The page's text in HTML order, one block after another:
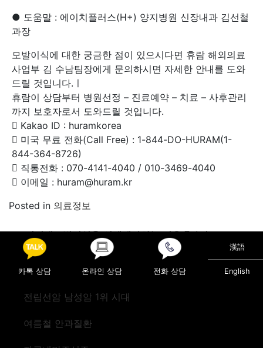
● 도움말 : 에이치플러스(H+) 양지병원 신장내과 김선철
과장
모발이식에 대한 궁금한 점이 있으시다면 휴람 해외의료
사업부 김 수남팀장에게 문의하시면 자세한 안내를 도와
드릴 것입니다.ㅣ
휴람이 상담부터 병원선정 – 진료예약 – 치료 – 사후관리
까지 보호자로서 도와드릴 것입니다.
 Kakao ID : huramkorea
 미국 무료 전화(Call Free) : 1-844-DO-HURAM(1-
844-364-8726)
 직통전화 : 070-4141-4040 / 010-3469-4040
 이메일 : huram@huram.kr
Posted in 의료정보
Post navigation
비절개모발이식을 선택해야하는 이유 7가지
인공관절 수술 필요한 환자들에게 마코로봇 관절수술로 맞
춤형 치료 가능해!
카톡 상담 온라인 상담 전화 상담
漢語
English
전립선암 남성암 1위 시대
여름철 안과질환